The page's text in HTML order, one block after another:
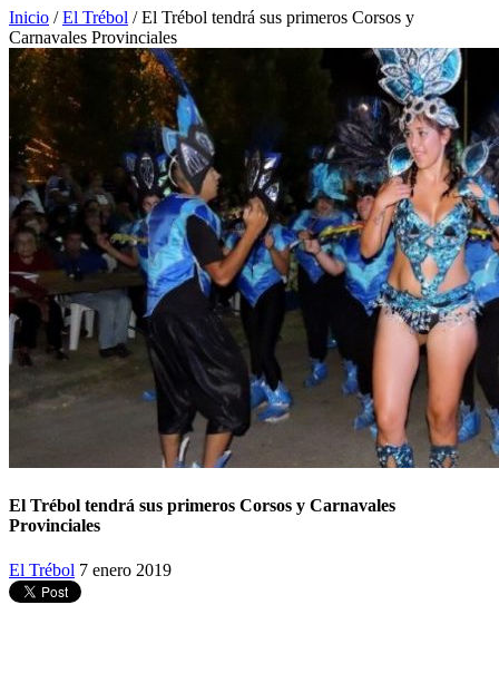
Inicio /El Trébol /El Trébol tendrá sus primeros Corsos y
Carnavales Provinciales
El Trébol tendrá sus primeros Corsos y Carnavales
Provinciales
El Trébol 7 enero 2019